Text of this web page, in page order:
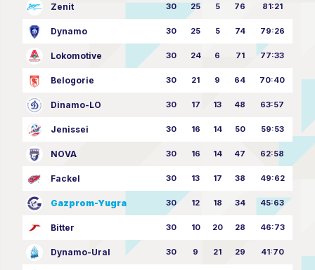
Zenit 30 25 5 76 81:21
Dynamo 30 25 5 74 79:26
Lokomotive 30 24 6 71 77:33
Belogorie 30 21 9 64 70:40
Dinamo-LO 30 17 13 48 63:57
Jenissei 30 16 14 50 59:53
NOVA 30 16 14 47 62:58
Fackel 30 13 17 38 49:62
Gazprom-Yugra 30 12 18 34 45:63
Bitter 30 10 20 28 46:73
Dynamo-Ural 30 9 21 29 41:70